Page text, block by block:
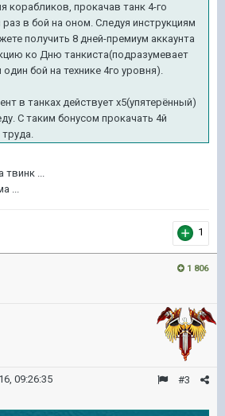
корабликов, прокачав танк 4-го
в бой на оном. Следуя инструкциям
получить 8 дней-премиум аккаунта
ко Дню танкиста(подразумевает
бой на технике 4го уровня).
в танках действует х5(упятерённый)
С таким бонусом прокачать 4й
твинк ...
...
1
1 806
#3
09:26:35